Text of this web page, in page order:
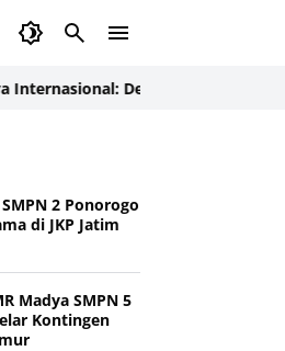
Delegasi Palang Merah
2 Ponorogo
di JKP Jatim
Madya SMPN 5
Kontingen